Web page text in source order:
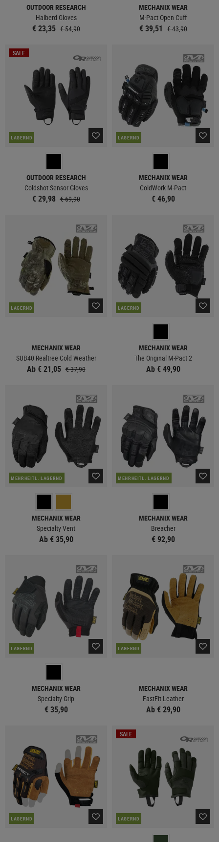
OUTDOOR RESEARCH
Halberd Gloves
€ 23,35 € 54,90
MECHANIX WEAR
M-Pact Open Cuff
€ 39,51 € 43,90
SALE
LAGERND
OUTDOOR RESEARCH
Coldshot Sensor Gloves
€ 29,98 € 69,90
LAGERND
MECHANIX WEAR
ColdWork M-Pact
€ 46,90
LAGERND
MECHANIX WEAR
SUB40 Realtree Cold Weather
Ab € 21,05 € 37,90
LAGERND
MECHANIX WEAR
The Original M-Pact 2
Ab € 49,90
MEHRHEITL. LAGERND
MECHANIX WEAR
Specialty Vent
Ab € 35,90
MEHRHEITL. LAGERND
MECHANIX WEAR
Breacher
€ 92,90
LAGERND
MECHANIX WEAR
Specialty Grip
€ 35,90
LAGERND
MECHANIX WEAR
FastFit Leather
Ab € 29,90
LAGERND
SALE
LAGERND